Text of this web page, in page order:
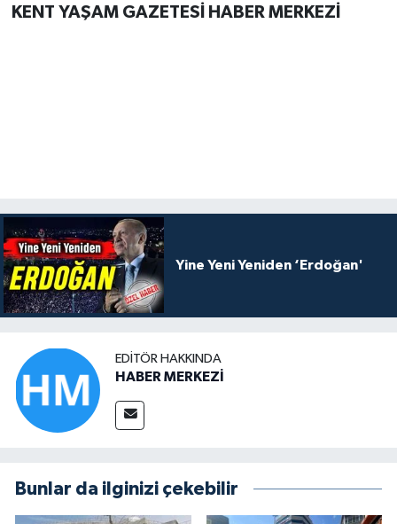
KENT YAŞAM GAZETESİ HABER MERKEZİ
Yine Yeni Yeniden ‘Erdoğan'
EDITÖR HAKKINDA
HABER MERKEZİ
Bunlar da ilginizi çekebilir